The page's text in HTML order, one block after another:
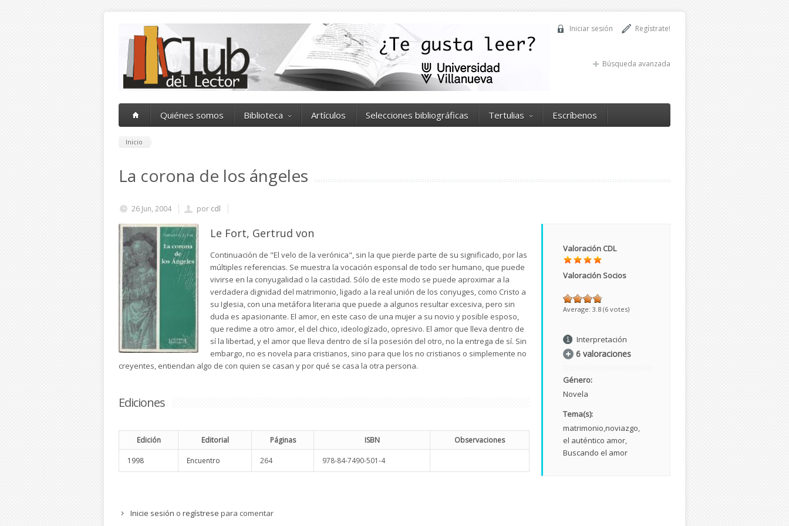
Regístrate!
Iniciar sesión
Búsqueda avanzada
Quiénes somos Biblioteca Artículos Selecciones bibliográficas Tertulias Escríbenos
Inicio
La corona de los ángeles
26 Jun, 2004 por cdl
Le Fort, Gertrud von
Continuación de "El velo de la verónica", sin la que pierde parte de su significado, por las
múltiples referencias. Se muestra la vocación esponsal de todo ser humano, que puede
vivirse en la conyugalidad o la castidad. Sólo de este modo se puede aproximar a la
verdadera dignidad del matrimonio, ligado a la real unión de los conyuges, como Cristo a
su Iglesia, con una metáfora literaria que puede a algunos resultar excesiva, pero sin
duda es apasionante. El amor, en este caso de una mujer a su novio y posible esposo,
que redime a otro amor, el del chico, ideologízado, opresivo. El amor que lleva dentro de
sí la libertad, y el amor que lleva dentro de sí la posesión del otro, no la entrega de sí. Sin
embargo, no es novela para cristianos, sino para que los no cristianos o simplemente no
creyentes, entiendan algo de con quien se casan y por qué se casa la otra persona.
Ediciones
Edición Editorial Páginas ISBN Observaciones
1998 Encuentro 264 978-84-7490-501-4
Valoración CDL
Valoración Socios
Average: 3.8 (6 votes)
Interpretación
6 valoraciones
Género:
Novela
Tema(s):
matrimonio noviazgo
el auténtico amor
Buscando el amor
Inicie sesión o regístrese para comentar